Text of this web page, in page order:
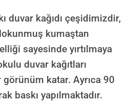
kağıdı çeşidimizdir,
kumaştan
sayesinde yırtılmaya
duvar kağıtları
görünüm katar. Ayrıca 90
baskı yapılmaktadır.